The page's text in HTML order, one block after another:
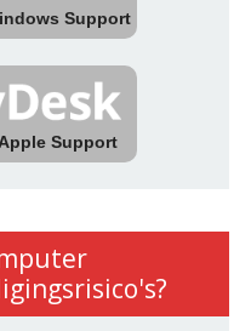
Support
Support